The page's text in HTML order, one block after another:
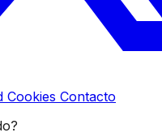
Cookies Contacto